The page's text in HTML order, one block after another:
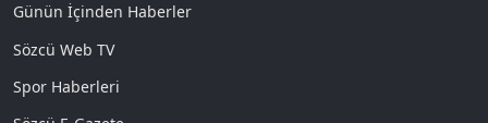
Günün İçinden Haberler
Sözcü Web TV
Spor Haberleri